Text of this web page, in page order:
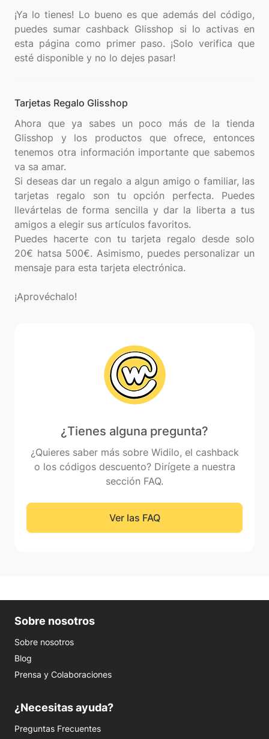
¡Ya lo tienes! Lo bueno es que además del código,
puedes sumar cashback Glisshop si lo activas en
esta página como primer paso. ¡Solo verifica que
Tarjetas Regalo Glisshop
Ahora que ya sabes un poco más de la tienda
Glisshop y los productos que ofrece, entonces
tenemos otra información importante que sabemos
va sa amar.
Si deseas dar un regalo a algun amigo o familiar, las
tarjetas regalo son tu opción perfecta. Puedes
llevártelas de forma sencilla y dar la liberta a tus
amigos a elegir sus artículos favoritos.
Puedes hacerte con tu tarjeta regalo desde solo
20€ hatsa 500€. Asimismo, puedes personalizar un
mensaje para esta tarjeta electrónica.
¿Tienes alguna pregunta?
¿Quieres saber más sobre Widilo, el cashback
o los códigos descuento? Dirígete a nuestra
sección FAQ.
Ver las FAQ
Sobre nosotros
Sobre nosotros
Blog
Prensa y Colaboraciones
¿Necesitas ayuda?
Preguntas Frecuentes